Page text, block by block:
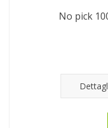
No pick